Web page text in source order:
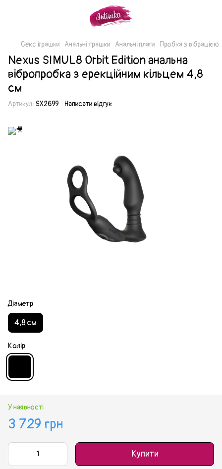
Секс іграшки Анальні іграшки Анальні плаги Пробка з вібрацією
Nexus SIMUL8 Orbit Edition анальна
вібропробка з ерекційним кільцем 4,8
см
Артикул: SX2699 Написати відгук
Діаметр
4,8 см
Колір
У наявності
3 729 грн
Купити